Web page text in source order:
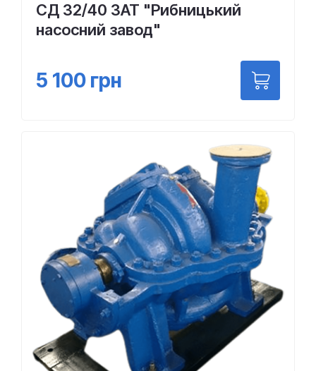
СД 32/40 ЗАТ "Рибницький
насосний завод"
5 100 грн